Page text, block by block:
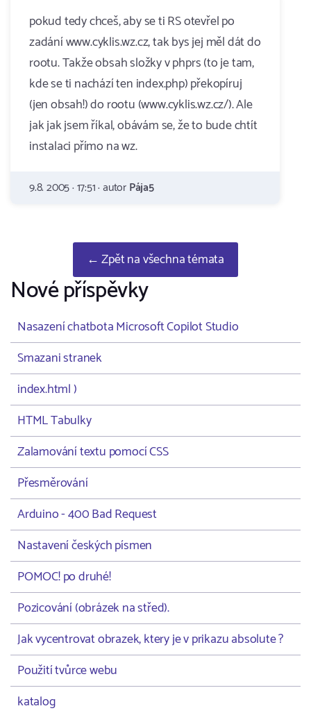
pokud tedy chceš, aby se ti RS otevřel po
zadání www.cyklis.wz.cz, tak bys jej měl dát do
rootu. Takže obsah složky v phprs (to je tam,
kde se ti nachází ten index.php) překopíruj
(jen obsah!) do rootu (www.cyklis.wz.cz/). Ale
jak jak jsem říkal, obávám se, že to bude chtít
instalaci přímo na wz.
9.8. 2005 · 17:51 · autorPája5
← Zpět na všechna témata
Nové příspěvky
Nasazení chatbota Microsoft Copilot Studio
Smazani stranek
index.html )
HTML Tabulky
Zalamování textu pomocí CSS
Přesměrování
Arduino - 400 Bad Request
Nastavení českých písmen
POMOC! po druhé!
Pozicování (obrázek na střed).
Jak vycentrovat obrazek, ktery je v prikazu absolute ?
Použití tvůrce webu
katalog